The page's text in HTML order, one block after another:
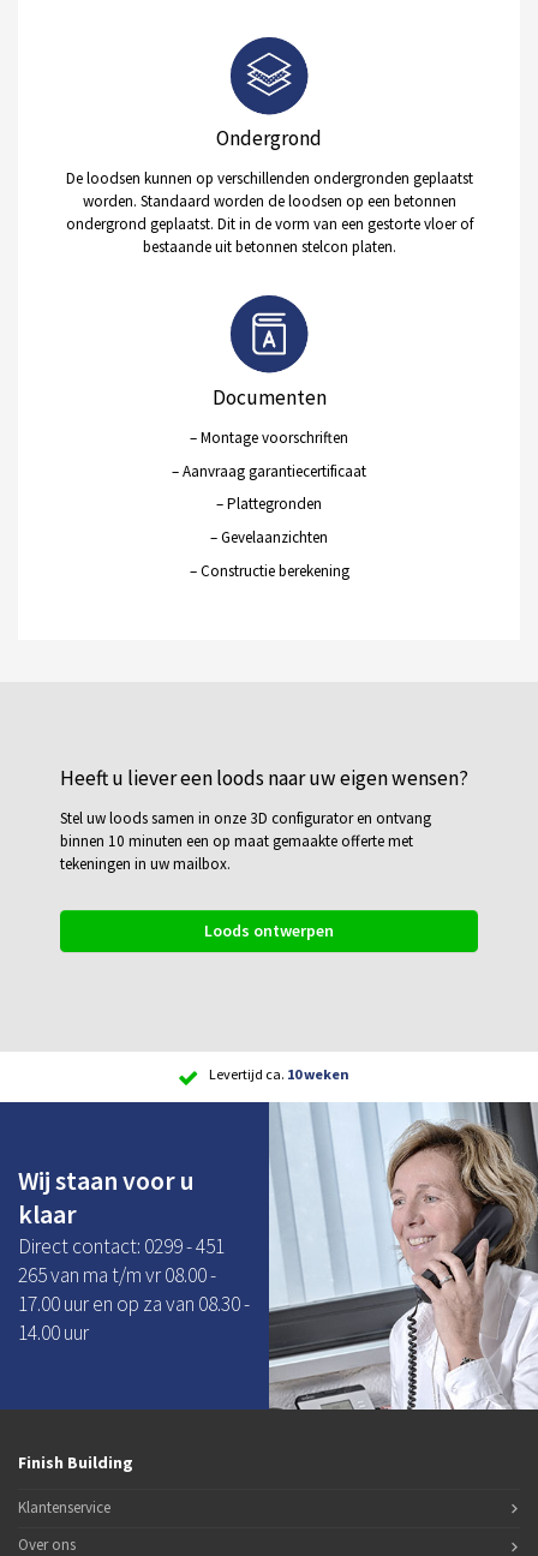
Ondergrond
De loodsen kunnen op verschillenden ondergronden geplaatst
worden. Standaard worden de loodsen op een betonnen
ondergrond geplaatst. Dit in de vorm van een gestorte vloer of
bestaande uit betonnen stelcon platen.
Documenten
– Montage voorschriften
– Aanvraag garantiecertificaat
– Plattegronden
– Gevelaanzichten
– Constructie berekening
Heeft u liever een loods naar uw eigen wensen?
Stel uw loods samen in onze 3D configurator en ontvang
binnen 10 minuten een op maat gemaakte offerte met
tekeningen in uw mailbox.
Loods ontwerpen
Scherpeprijs
Wij staan voor u
klaar
Direct contact: 0299 - 451
265 van ma t/m vr 08.00 -
17.00 uur en op za van 08.30 -
14.00 uur
Finish Building
Klantenservice
Over ons